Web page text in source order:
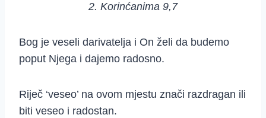
2. Korinćanima 9,7
Bog je veseli darivatelja i On želi da budemo
poput Njega i dajemo radosno.
Riječ ‘veseo’ na ovom mjestu znači razdragan ili
biti veseo i radostan.